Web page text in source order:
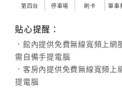
第四台 停車場 刷卡 單車
貼心提醒：
．館內提供免費無線寬頻上網
需自備手提電腦
．客房內提供免費無線寬頻上
提電腦